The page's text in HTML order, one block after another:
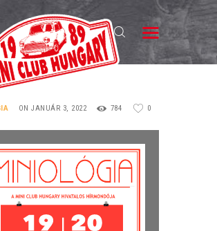
CLUB HUNGARY
Klasszikus Mini Clubja
ON JANUÁR 3, 2022 784 0